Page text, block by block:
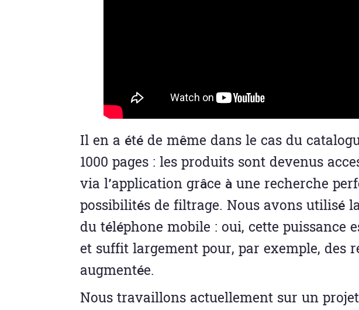
Il en a été de même dans le cas du
1000 pages : les produits sont devenus
via l’application grâce à une recherche
possibilités de filtrage. Nous avons utilisé
du téléphone mobile : oui, cette puissance
et suffit largement pour, par exemple, des
augmentée.
Nous travaillons actuellement sur un